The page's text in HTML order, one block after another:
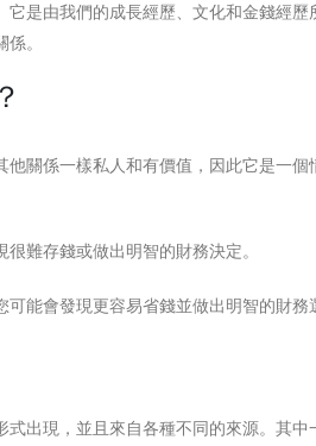
是由我們的成長經歷、文化和金錢經
。
關係一樣私人和有價值，因此它是一
難存錢或​​做出明智的財務決定。
能會發現更容易省錢並做出明智的財務
出現，並且來自各種不同的來源。其中